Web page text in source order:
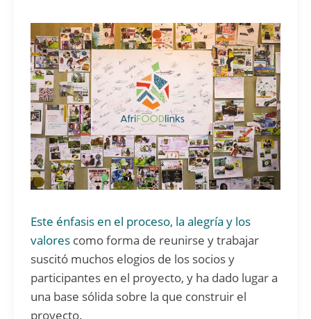
Este énfasis en el proceso, la alegría y los
valores como forma de reunirse y trabajar
suscitó muchos elogios de los socios y
participantes en el proyecto, y ha dado lugar a
una base sólida sobre la que construir el
proyecto.